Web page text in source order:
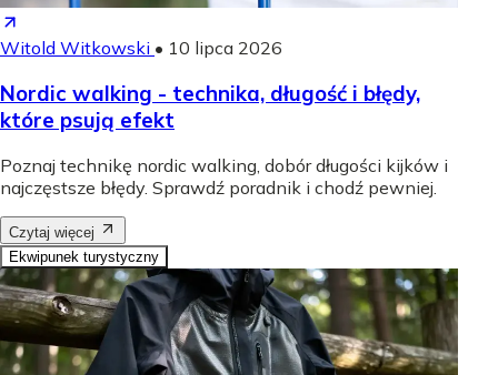
Witold Witkowski • 10 lipca 2026
Nordic walking - technika, długość i błędy,
które psują efekt
Poznaj technikę nordic walking, dobór długości kijków i
najczęstsze błędy. Sprawdź poradnik i chodź pewniej.
Czytaj więcej
Ekwipunek turystyczny